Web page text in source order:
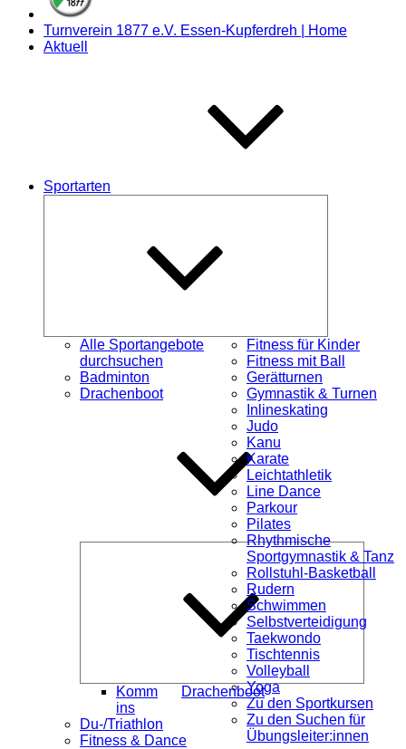
Turnverein 1877 e.V. Essen-Kupferdreh | Home
Aktuell
Sportarten
Alle Sportangebote
durchsuchen
Badminton
Drachenboot
öffnen
Komm
ins
Drachenboot
Du-/Triathlon
Fitness & Dance
Fitness für Kinder
Fitness mit Ball
Gerätturnen
Gymnastik & Turnen
Inlineskating
Judo
Kanu
Karate
Leichtathletik
Line Dance
Parkour
Pilates
Rhythmische
Sportgymnastik & Tanz
Rollstuhl-Basketball
Rudern
Schwimmen
Selbstverteidigung
Taekwondo
Tischtennis
Volleyball
Yoga
Zu den Sportkursen
Zu den Suchen für
Übungsleiter:innen